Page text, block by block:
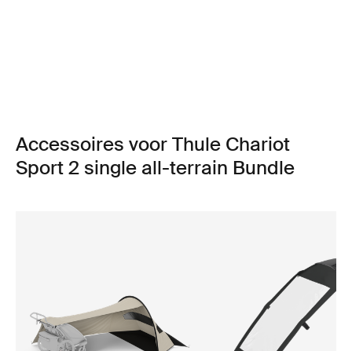
Accessoires voor Thule Chariot
Sport 2 single all-terrain Bundle